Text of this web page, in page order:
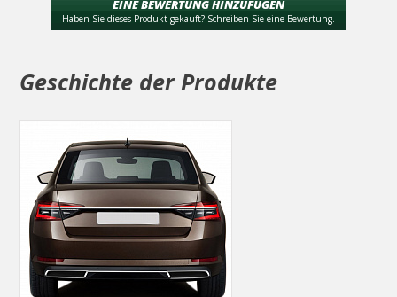
es eine gute Idee, das Teil gleich beim ersten Mal richtig
anzubringen.
EINE BEWERTUNG HINZUFÜGEN
Haben Sie dieses Produkt gekauft? Schreiben Sie eine Bewertung.
Geschichte der Produkte